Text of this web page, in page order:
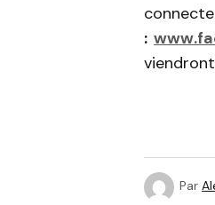
:
Par